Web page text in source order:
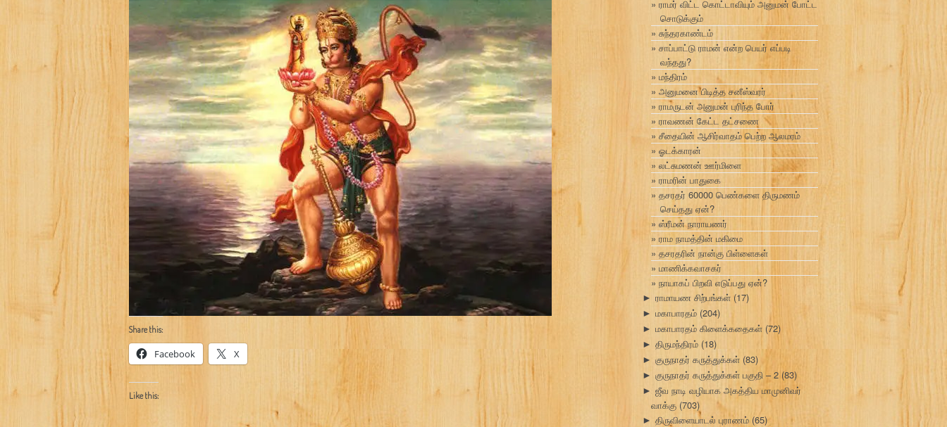
Share this:
Facebook X
Like this:
ராமர் விட்ட கொட்டாவியும் அனுமன் போட்ட‍
சொடுக்கும்
சுந்தரகாண்டம்
சாப்பாட்டு ராமன் என்ற பெயர் எப்படி
வந்தது?
மந்திரம்
அனுமனை பிடித்த சனீஸ்வரர்
ராமருடன் அனுமன் புரிந்த போர்
ராவணன் கேட்ட தட்சணை
சீதையின் ஆசிர்வாதம் பெற்ற ஆலமரம்
ஓடக்காரன்
லட்சுமணன் ஊர்மிளை
ராமரின் பாதுகை
தசரதர் 60000 பெண்களை திருமணம்
செய்தது ஏன்?
ஸ்ரீமன் நாராயணர்
ராம நாமத்தின் மகிமை
தசரதரின் நான்கு பிள்ளைகள்
மாணிக்கவாசகர்
நாயாகப் பிறவி எடுப்பது ஏன்?
► ராமாயண சிற்பங்கள் (17)
► மகாபாரதம் (204)
► மகாபாரதம் கிளைக்கதைகள் (72)
► திருமந்திரம் (18)
► குருநாதர் கருத்துக்கள் (83)
► குருநாதர் கருத்துக்கள் பகுதி – 2 (83)
► ஜீவ நாடி வழியாக அகத்திய மாமுனிவர்
வாக்கு (703)
► திருவிளையாடல் புராணம் (65)